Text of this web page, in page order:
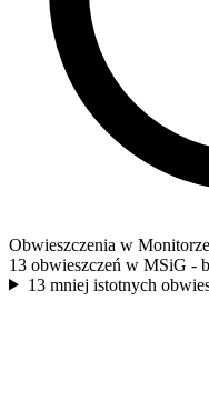
Obwieszczenia w
13 obwieszczeń w MSiG -
13 mniej istotnych